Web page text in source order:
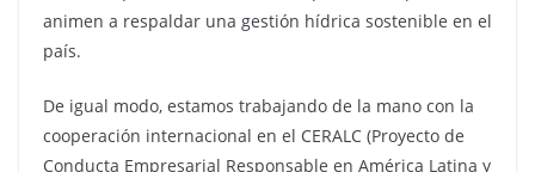
animen a respaldar una gestión hídrica sostenible en el
país.
De igual modo, estamos trabajando de la mano con la
cooperación internacional en el CERALC (Proyecto de
Conducta Empresarial Responsable en América Latina y